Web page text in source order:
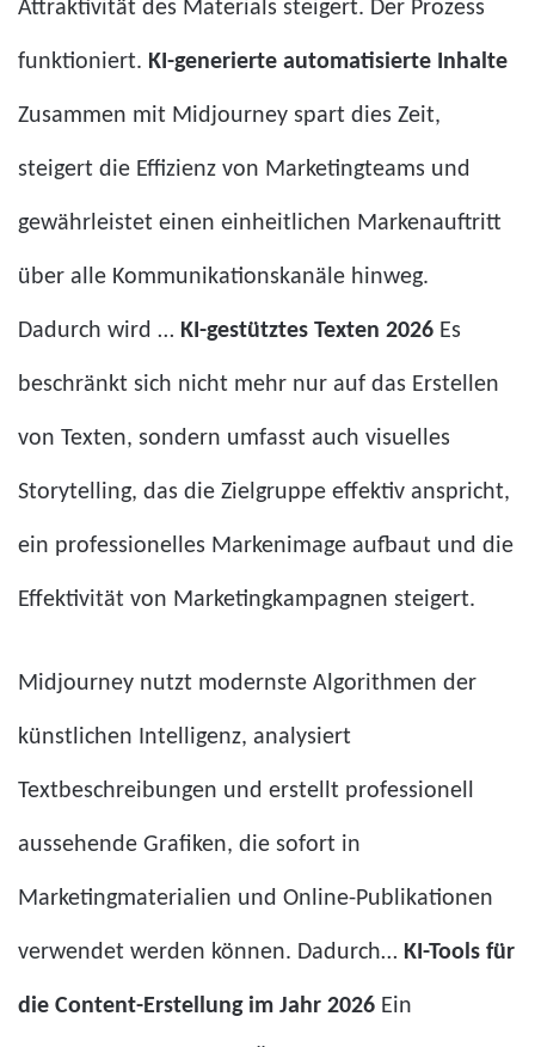
Attraktivität des Materials steigert. Der Prozess
funktioniert. KI-generierte automatisierte Inhalte
Zusammen mit Midjourney spart dies Zeit,
steigert die Effizienz von Marketingteams und
gewährleistet einen einheitlichen Markenauftritt
über alle Kommunikationskanäle hinweg.
Dadurch wird … KI-gestütztes Texten 2026 Es
beschränkt sich nicht mehr nur auf das Erstellen
von Texten, sondern umfasst auch visuelles
Storytelling, das die Zielgruppe effektiv anspricht,
ein professionelles Markenimage aufbaut und die
Effektivität von Marketingkampagnen steigert.
Midjourney nutzt modernste Algorithmen der
künstlichen Intelligenz, analysiert
Textbeschreibungen und erstellt professionell
aussehende Grafiken, die sofort in
Marketingmaterialien und Online-Publikationen
verwendet werden können. Dadurch… KI-Tools für
die Content-Erstellung im Jahr 2026 Ein